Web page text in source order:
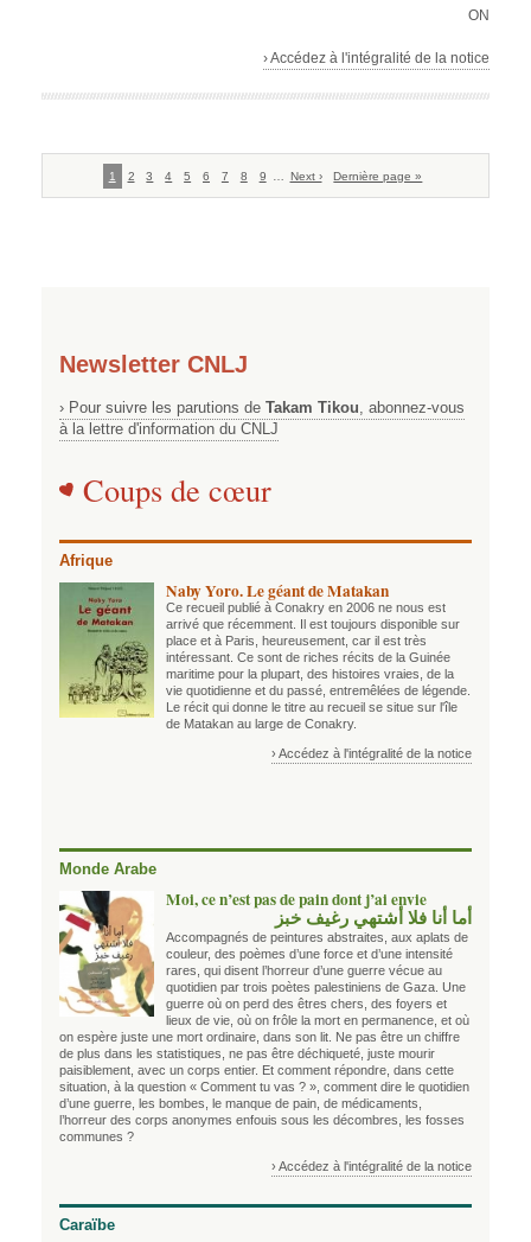
ON
› Accédez à l'intégralité de la notice
Pagination
Page
1 Page
2 Page
3 Page
4 Page
5 Page
6 Page
7 Page
8 Page
9
Page
Next ›
Dernière
Dernière page »
Newsletter CNLJ
› Pour suivre les parutions de Takam Tikou, abonnez-vous
à la lettre d'information du CNLJ
Coups de cœur
Afrique
Naby Yoro. Le géant de Matakan
Ce recueil publié à Conakry en 2006 ne nous est
arrivé que récemment. Il est toujours disponible sur
place et à Paris, heureusement, car il est très
intéressant. Ce sont de riches récits de la Guinée
maritime pour la plupart, des histoires vraies, de la
vie quotidienne et du passé, entremêlées de légende.
Le récit qui donne le titre au recueil se situe sur l'île
de Matakan au large de Conakry.
› Accédez à l'intégralité de la notice
Monde Arabe
Moi, ce n’est pas de pain dont j’ai envie
أما أنا فلا أشتهي رغيف خبز
Accompagnés de peintures abstraites, aux aplats de
couleur, des poèmes d’une force et d’une intensité
rares, qui disent l’horreur d’une guerre vécue au
quotidien par trois poètes palestiniens de Gaza. Une
guerre où on perd des êtres chers, des foyers et
lieux de vie, où on frôle la mort en permanence, et où
on espère juste une mort ordinaire, dans son lit. Ne pas être un chiffre
de plus dans les statistiques, ne pas être déchiqueté, juste mourir
paisiblement, avec un corps entier. Et comment répondre, dans cette
situation, à la question « Comment tu vas ? », comment dire le quotidien
d’une guerre, les bombes, le manque de pain, de médicaments,
l’horreur des corps anonymes enfouis sous les décombres, les fosses
communes ?
› Accédez à l'intégralité de la notice
Caraïbe